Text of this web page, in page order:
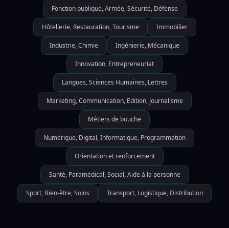
Fonction publique, Armée, Sécurité, Défense
Hôtellerie, Restauration, Tourisme Immobilier
Industrie, Chimie Ingénierie, Mécanique
Innovation, Entrepreneuriat
Langues, Sciences Humaines, Lettres
Marketing, Communication, Edition, Journalisme
Métiers de bouche
Numérique, Digital, Informatique, Programmation
Orientation et renforcement
Santé, Paramédical, Social, Aide à la personne
Sport, Bien-être, Soins Transport, Logistique, Distribution